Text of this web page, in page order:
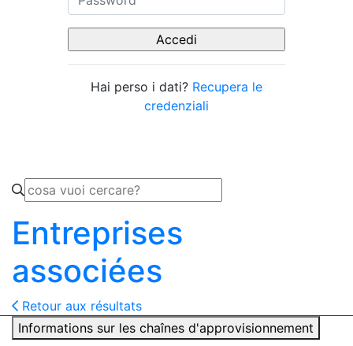
Hai perso i dati? Recupera le
credenziali
Entreprises
associées
Retour aux résultats
Informations sur les chaînes d'approvisionnement